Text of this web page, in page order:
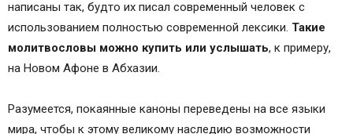
написаны так, будто их писал современный человек с
использованием полностью современной лексики. Такие
молитвословы можно купить или услышать, к примеру,
на Новом Афоне в Абхазии.
Разумеется, покаянные каноны переведены на все языки
мира, чтобы к этому великому наследию возможности